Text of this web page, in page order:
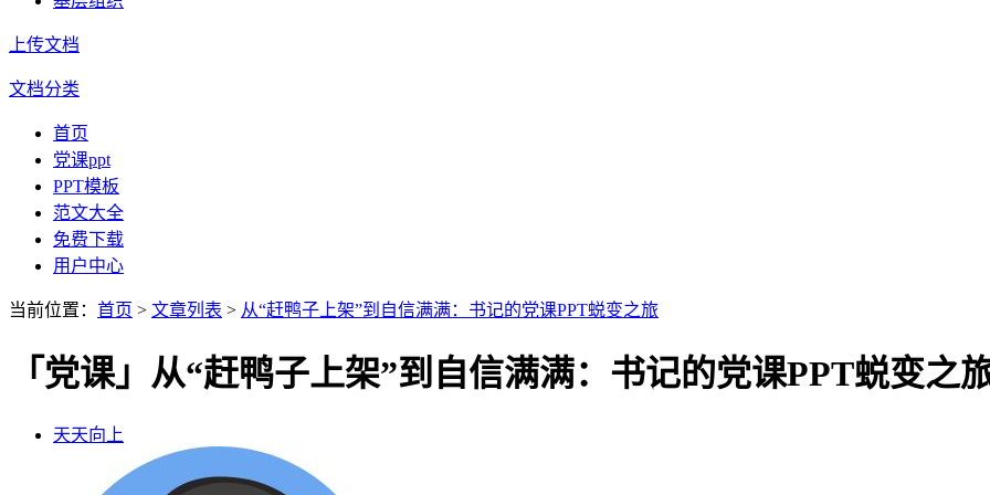
上传文档
文档分类
首页
党课ppt
PPT模板
范文大全
免费下载
用户中心
当前位置： 首页 > 文章列表 > 从“赶鸭子上架”到自信满满：书记的党课PPT蜕变之旅
「党课」从“赶鸭子上架”到自信满满：书记的党课PPT蜕变之
天天向上